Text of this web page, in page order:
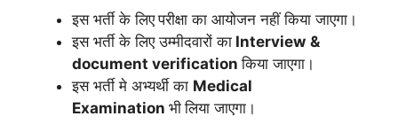
इस भर्ती के लिए परीक्षा का आयोजन नहीं किया जाएगा।
इस भर्ती के लिए उम्मीदवारों का Interview &
document verificationकिया जाएगा।
इस भर्ती मे अभ्यर्थी का Medical
Examination भी लिया जाएगा।